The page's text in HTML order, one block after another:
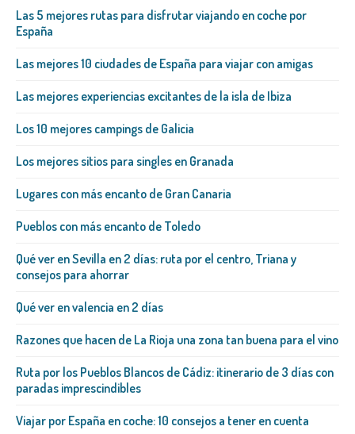
Las 5 mejores rutas para disfrutar viajando en coche por
España
Las mejores 10 ciudades de España para viajar con amigas
Las mejores experiencias excitantes de la isla de Ibiza
Los 10 mejores campings de Galicia
Los mejores sitios para singles en Granada
Lugares con más encanto de Gran Canaria
Pueblos con más encanto de Toledo
Qué ver en Sevilla en 2 días: ruta por el centro, Triana y
consejos para ahorrar
Qué ver en valencia en 2 días
Razones que hacen de La Rioja una zona tan buena para el vino
Ruta por los Pueblos Blancos de Cádiz: itinerario de 3 días con
paradas imprescindibles
Viajar por España en coche: 10 consejos a tener en cuenta